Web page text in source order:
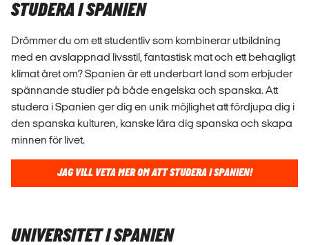
STUDERA I SPANIEN
Drömmer du om ett studentliv som kombinerar utbildning
med en avslappnad livsstil, fantastisk mat och ett behagligt
klimat året om? Spanien är ett underbart land som erbjuder
spännande studier på både engelska och spanska. Att
studera i Spanien ger dig en unik möjlighet att fördjupa dig i
den spanska kulturen, kanske lära dig spanska och skapa
minnen för livet.
JAG VILL VETA MER OM ATT STUDERA I SPANIEN!
UNIVERSITET I SPANIEN